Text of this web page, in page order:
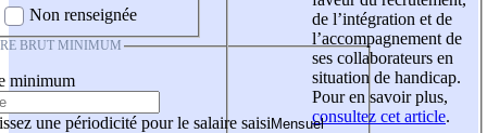
Non renseignée
BRUT MINIMUM
minimum
une périodicité pour le salaire saisi
de l’intégration et de
l’accompagnement de
ses collaborateurs en
situation de handicap.
Pour en savoir plus,
consultez cet article.